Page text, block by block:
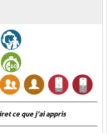
et ce que j’ai appris